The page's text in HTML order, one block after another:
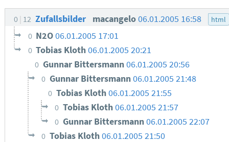
0 12 Zufallsbilder macangelo06.01.2005 16:58 html
0 N2O06.01.2005 17:01
0 Tobias Kloth06.01.2005 20:21
0 Gunnar Bittersmann06.01.2005 20:56
0 Gunnar Bittersmann06.01.2005 21:48
0 Tobias Kloth06.01.2005 21:55
0 Tobias Kloth06.01.2005 21:57
0 Gunnar Bittersmann06.01.2005 22:07
0 Tobias Kloth06.01.2005 21:50